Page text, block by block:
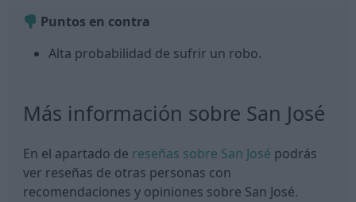
Puntos en contra
Alta probabilidad de sufrir un robo.
Más información sobre San José
En el apartado de reseñas sobre San José podrás
ver reseñas de otras personas con
recomendaciones y opiniones sobre San José.